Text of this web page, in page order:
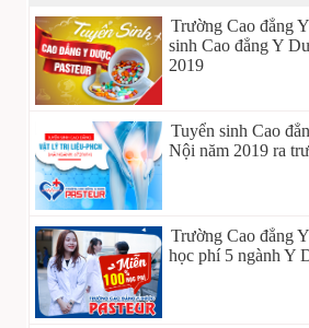
Trường Cao đẳng
sinh Cao đẳng Y
2019
Tuyển sinh Cao
Nội năm 2019 ra
Trường Cao đẳng
học phí 5 ngành Y